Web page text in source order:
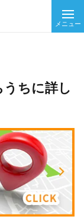
メニュー
ちに詳し